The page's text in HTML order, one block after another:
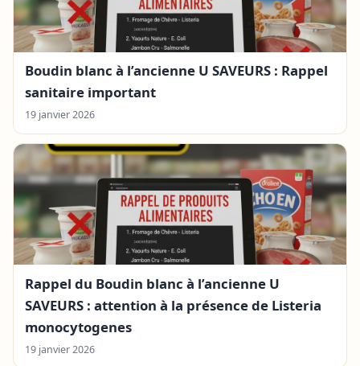
Boudin blanc à l’ancienne U SAVEURS : Rappel
sanitaire important
19 janvier 2026
Rappel du Boudin blanc à l’ancienne U
SAVEURS : attention à la présence de Listeria
monocytogenes
19 janvier 2026